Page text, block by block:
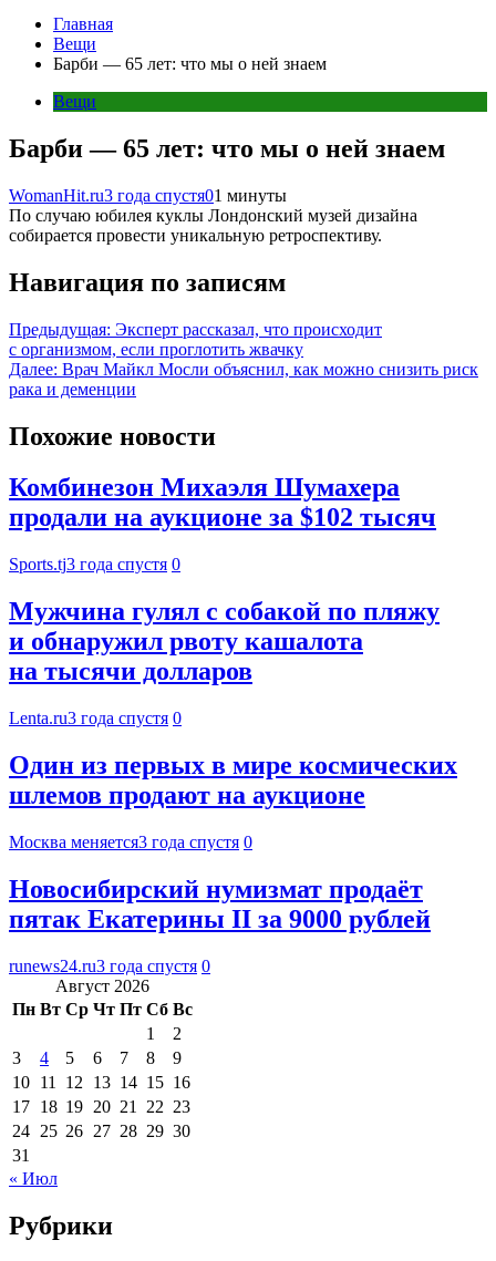
Главная
Вещи
Барби — 65 лет: что мы о ней знаем
Вещи
Барби — 65 лет: что мы о ней знаем
WomanHit.ru3 года спустя01 минуты
По случаю юбилея куклы Лондонский музей дизайна
собирается провести уникальную ретроспективу.
Навигация по записям
Предыдущая: Эксперт рассказал, что происходит
с организмом, если проглотить жвачку
Далее: Врач Майкл Мосли объяснил, как можно снизить риск
рака и деменции
Похожие новости
Комбинезон Михаэля Шумахера
продали на аукционе за $102 тысяч
Sports.tj3 года спустя 0
Мужчина гулял с собакой по пляжу
и обнаружил рвоту кашалота
на тысячи долларов
Lenta.ru3 года спустя 0
Один из первых в мире космических
шлемов продают на аукционе
Москва меняется3 года спустя 0
Новосибирский нумизмат продаёт
пятак Екатерины II за 9000 рублей
runews24.ru3 года спустя 0
Август 2026
Пн Вт Ср Чт Пт Сб Вс
1
2
3
4 5 6 7 8
9
10 11 12 13 14 15 16
17 18 19 20 21 22 23
24 25 26 27 28 29 30
31
« Июл
Рубрики